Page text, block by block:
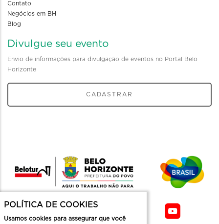
Contato
Negócios em BH
Blog
Divulgue seu evento
Envio de informações para divulgação de eventos no Portal Belo
Horizonte
CADASTRAR
POLÍTICA DE COOKIES
Usamos cookies para assegurar que você